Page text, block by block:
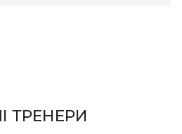
ТРЕНЕРИ